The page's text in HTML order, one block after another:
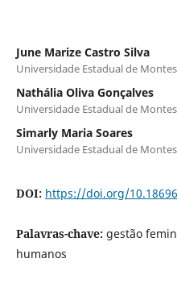
June Marize Castro Silva
Universidade Estadual de
Nathália Oliva Gonçalves
Universidade Estadual de
Simarly Maria Soares
Universidade Estadual de
DOI: https://doi.org/
Palavras-chave: gestão
humanos